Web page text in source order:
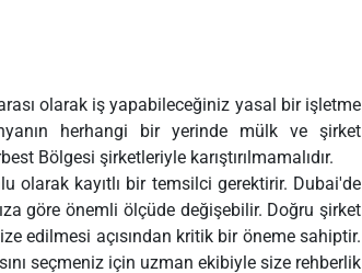
olarak iş yapabileceğiniz yasal bir işletme
herhangi bir yerinde mülk ve şirket
Bölgesi şirketleriyle karıştırılmamalıdır.
olarak kayıtlı bir temsilci gerektirir. Dubai'de
göre önemli ölçüde değişebilir. Doğru şirket
edilmesi açısından kritik bir öneme sahiptir.
seçmeniz için uzman ekibiyle size rehberlik